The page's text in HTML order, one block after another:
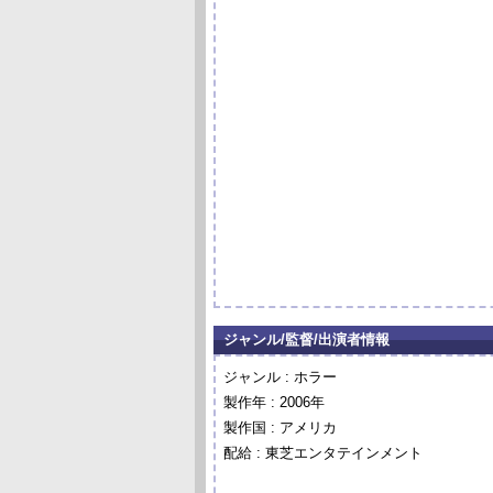
ジャンル/監督/出演者情報
ジャンル : ホラー
製作年 : 2006年
製作国 : アメリカ
配給 : 東芝エンタテインメント